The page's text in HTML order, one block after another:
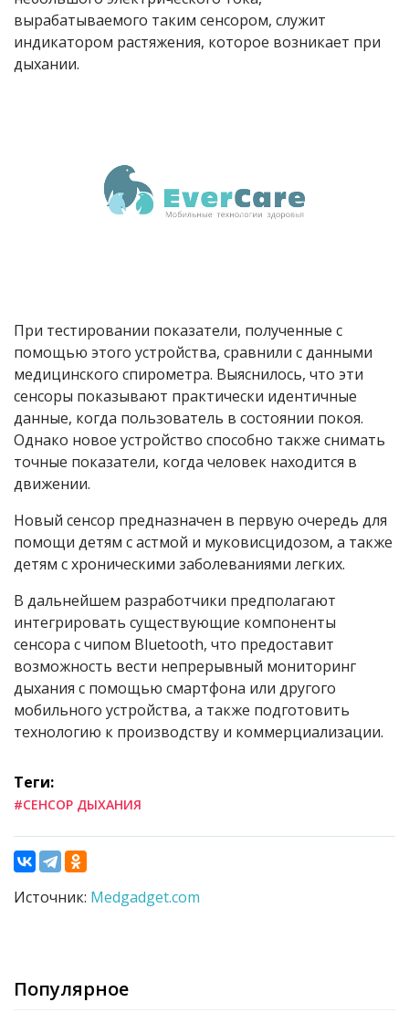
вырабатываемого таким сенсором, служит
индикатором растяжения, которое возникает при
дыхании.
При тестировании показатели, полученные с
помощью этого устройства, сравнили с данными
медицинского спирометра. Выяснилось, что эти
сенсоры показывают практически идентичные
данные, когда пользователь в состоянии покоя.
Однако новое устройство способно также снимать
точные показатели, когда человек находится в
движении.
Новый сенсор предназначен в первую очередь для
помощи детям с астмой и муковисцидозом, а также
детям с хроническими заболеваниями легких.
В дальнейшем разработчики предполагают
интегрировать существующие компоненты
сенсора с чипом Bluetooth, что предоставит
возможность вести непрерывный мониторинг
дыхания с помощью смартфона или другого
мобильного устройства, а также подготовить
технологию к производству и коммерциализации.
Теги:
#СЕНСОР ДЫХАНИЯ
Источник: Medgadget.com
Популярное